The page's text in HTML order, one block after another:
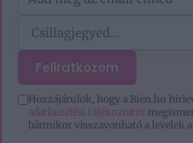
Feliratkozom
Hozzájárulok, hogy a Bien.hu
adatkezelési tájékoztatót
bármikor visszavonható a levelek